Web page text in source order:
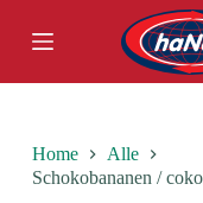
k
p
Home
Alle
Schokobananen /